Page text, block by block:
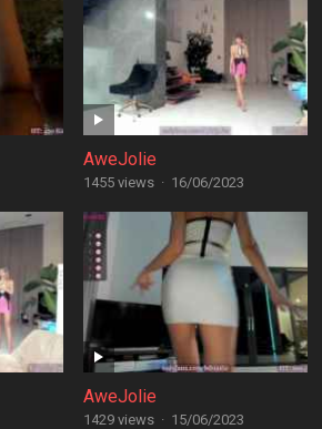
AweJolie
1455 views · 16/06/2023
AweJolie
1429 views · 15/06/2023